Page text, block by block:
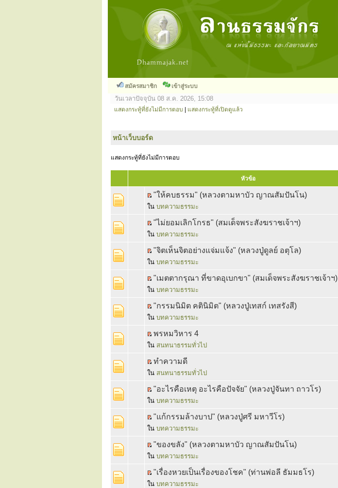
สมัครสมาชิก เข้าสู่ระบบ
วันเวลาปัจจุบัน 08 ส.ค. 2026, 15:08
แสดงกระทู้ที่ยังไม่มีการตอบ แสดงกระทู้ที่เปิดดูแล้ว
หน้าเว็บบอร์ด
แสดงกระทู้ที่ยังไม่มีการตอบ
หัวข้อ
"ให้คบธรรม" (หลวงตามหาบัว ญาณสัมปันโน)
ใน บทความธรรมะ
"ไม่ยอมเลิกโกรธ" (สมเด็จพระสังฆราชเจ้าฯ)
ใน บทความธรรมะ
"จิตเห็นจิตอย่างแจ่มแจ้ง" (หลวงปู่ดูลย์ อตุโล)
ใน บทความธรรมะ
"เมตตากรุณา ที่ขาดอุเบกขา" (สมเด็จพระสังฆราชเจ้าฯ)
ใน บทความธรรมะ
"กรรมนิมิต คตินิมิต" (หลวงปู่เทสก์ เทสรังสี)
ใน บทความธรรมะ
พรหมวิหาร 4
ใน สนทนาธรรมทั่วไป
ทำความดี
ใน สนทนาธรรมทั่วไป
"อะไรคือเหตุ อะไรคือปัจจัย" (หลวงปู่จันทา ถาวโร)
ใน บทความธรรมะ
"แก้กรรมล้างบาป" (หลวงปู่ศรี มหาวีโร)
ใน บทความธรรมะ
"ของขลัง" (หลวงตามหาบัว ญาณสัมปันโน)
ใน บทความธรรมะ
"เรื่องหวยเป็นเรื่องของโชค" (ท่านพ่อลี ธัมมธโร)
ใน บทความธรรมะ